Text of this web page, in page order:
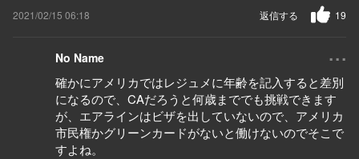
2021/02/15 06:18 19
返信する
No Name ...
確かにアメリカではレジュメに年齢を記入すると差別
になるので、CAだろうと何歳まででも挑戦できます
が、エアラインはビザを出していないので、アメリカ
市民権かグリーンカードがないと働けないのでそこで
すよね。